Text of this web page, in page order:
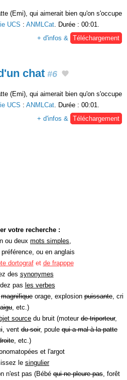
(Emi), qui aimerait bien qu'on s'occupe
UCS : ANMLCat. Durée : 00:01.
+ d'infos & Téléchargement
chat #6
(Emi), qui aimerait bien qu'on s'occupe
UCS : ANMLCat . Durée : 00:01.
+ d'infos &
Téléchargement
votre recherche :
ou deux mots simples
préférence, ou en anglais
dortografet de frapppe
des synonymes
pas les verbes
magnifiqueorage, explosionpuissante, cri
aigu , etc.)
source du bruit (moteur de triporteur,
, ventdu soir, poulequi a mal à la patte
, etc.)
et l'argot
le singulier
n'est pas (Bébéqui ne pleure pas, forêt